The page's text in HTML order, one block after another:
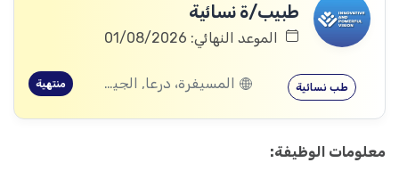
طبيب/ة نسائية
الموعد النهائي: 01/08/2026
طب نسائية المسيفرة، درعا, الجيزة، درعا, بصر الحرير، درعا منتهية
معلومات الوظيفة: